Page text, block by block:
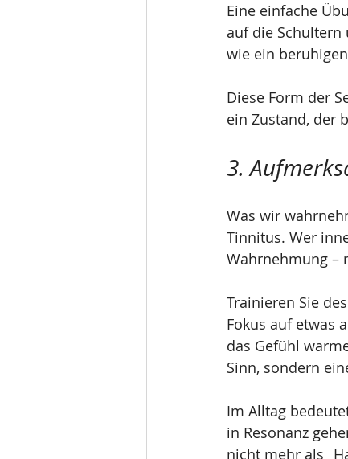
Eine einfache
auf die Schultern
wie ein
Diese Form der
ein Zustand, der
3.
Was wir
Tinnitus. Wer
Wahrnehmung –
Trainieren Sie
Fokus auf etwas
das Gefühl
Sinn, sondern
Im Alltag
in Resonanz
nicht mehr als